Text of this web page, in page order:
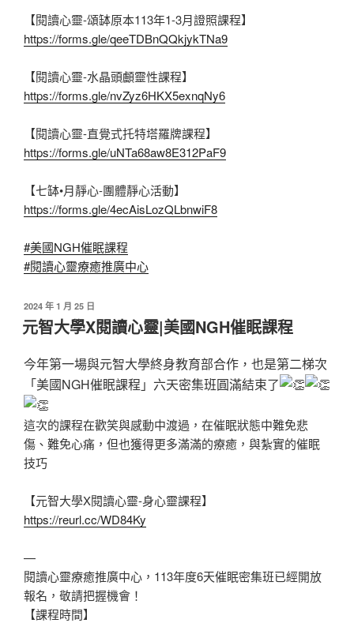
【閱讀心靈-頌缽原本113年1-3月證照課程】
https://forms.gle/qeeTDBnQQkjykTNa9
【閱讀心靈-水晶頭顱靈性課程】
https://forms.gle/nvZyz6HKX5exnqNy6
【閱讀心靈-直覺式托特塔羅牌課程】
https://forms.gle/uNTa68aw8E312PaF9
【七缽•月靜心-團體靜心活動】
https://forms.gle/4ecAisLozQLbnwiF8
#美國NGH催眠課程
#閱讀心靈療癒推廣中心
發
佈
於
2024 年 1 月 25 日
元智大學X閱讀心靈|美國NGH催眠課程
今年第一場與元智大學終身教育部合作，也是第二梯次
「美國NGH催眠課程」六天密集班圓滿結束了
這次的課程在歡笑與感動中渡過，在催眠狀態中難免悲
傷、難免心痛，但也獲得更多滿滿的療癒，與紮實的催眠
技巧
【元智大學X閱讀心靈-身心靈課程】
https://reurl.cc/WD84Ky
—
閱讀心靈療癒推廣中心，113年度6天催眠密集班已經開放
報名，敬請把握機會！
【課程時間】